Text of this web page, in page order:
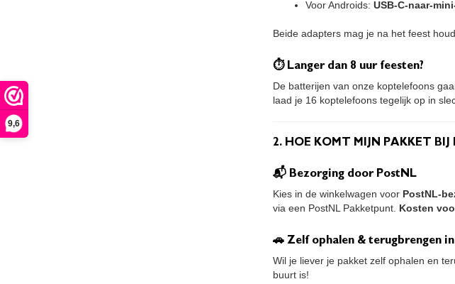
9,6
Voor Androids: USB-C-naar-
Beide adapters mag je na het feest
⏱ Langer dan 8 uur feesten?
De batterijen van onze koptelefoons
laad je 16 koptelefoons tegelijk op in
2. HOE KOMT MIJN PAKKET BIJ
📬 Bezorging door PostNL
Kies in de winkelwagen voor PostNL-
via een PostNL Pakketpunt. Kosten
🚗 Zelf ophalen & terugbrengen
Wil je liever je pakket zelf ophalen en
buurt is!